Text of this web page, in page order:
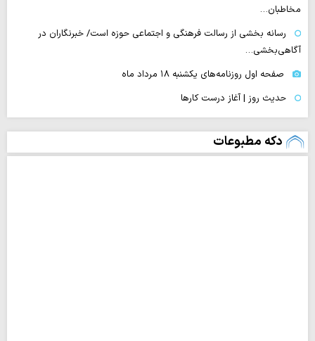
مخاطبان…
رسانه بخشی از رسالت فرهنگی و اجتماعی حوزه است/ خبرنگاران در
آگاهی‌بخشی…
صفحه اول روزنامه‌های یکشنبه ۱۸ مرداد ماه
حدیث روز | آغاز درست کارها
دکه مطبوعات